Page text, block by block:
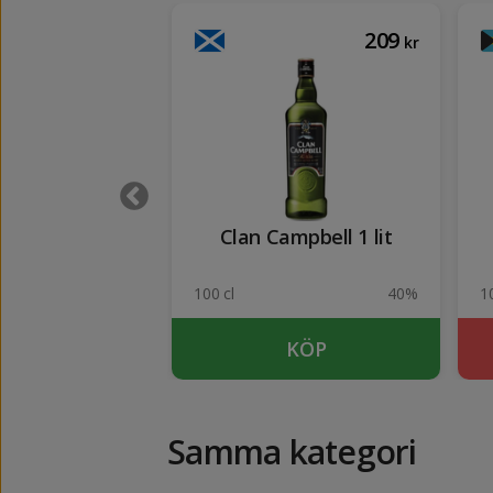
209 kr
Clan Campbell 1 lit
100 cl 40%
KÖP
Samma kategori